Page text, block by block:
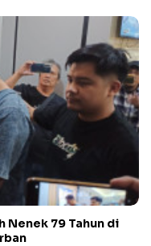
Nenek 79 Tahun di